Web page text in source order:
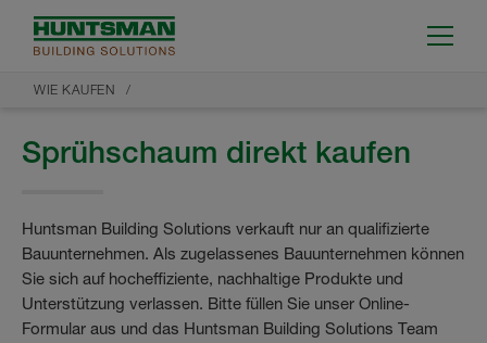
WIE KAUFEN
Sprühschaum direkt kaufen
Huntsman Building Solutions verkauft nur an qualifizierte
Bauunternehmen. Als zugelassenes Bauunternehmen können
Sie sich auf hocheffiziente, nachhaltige Produkte und
Unterstützung verlassen. Bitte füllen Sie unser Online-
Formular aus und das Huntsman Building Solutions Team